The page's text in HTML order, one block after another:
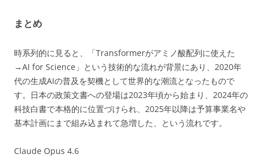
まとめ
時系列的に見ると、「Transformerがアミノ酸配列に使えた
→AI for Science」という技術的な流れが背景にあり、2020年
代の生成AIの普及を契機として世界的な潮流となったもので
す。日本の政策文書への登場は2023年頃から始まり、2024年の
科技白書で本格的に位置づけられ、2025年以降は予算事業名や
基本計画にまで組み込まれて急増した、という流れです。
Claude Opus 4.6